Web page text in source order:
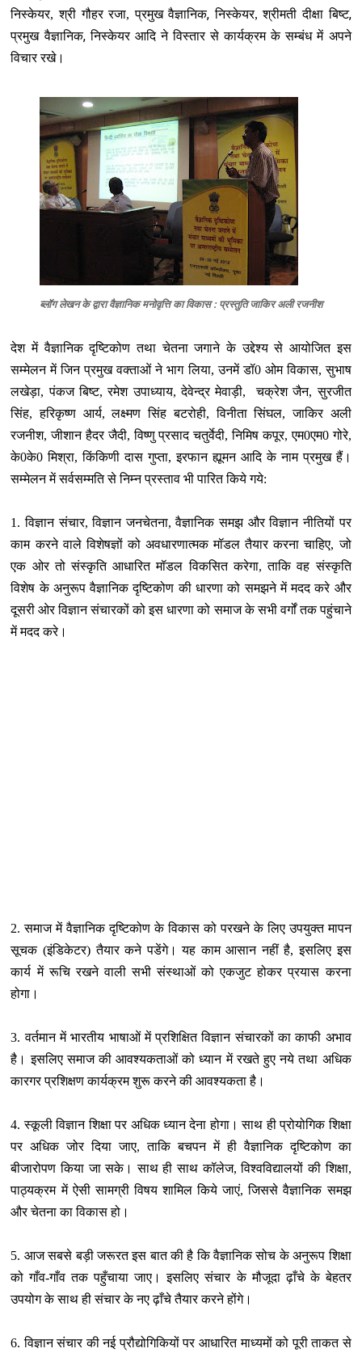
निस्केयर, श्री गौहर रजा, प्रमुख वैज्ञानिक,निस्केयर, श्रीमती दीक्षा बिष्ट,
प्रमुख वैज्ञानिक,निस्केयर आदि ने विस्‍तार से कार्यक्रम के सम्‍बंध में अपने
विचार रखे।
ब्‍लॉग लेखन के द्वारा वैज्ञानिक मनोवृत्ति का विकास : प्रस्‍तुति जाकिर अली रजनीश
देश में वैज्ञानिक दृष्टिकोण तथा चेतना जगाने के उद्देश्‍य से आयोजित इस
सम्‍मेलन में जिन प्रमुख वक्‍ताओं ने भाग लिया, उनमें डॉ0 ओम विकास, सुभाष
लखेड़ा, पंकज बिष्‍ट, रमेश उपाध्‍याय, देवेन्‍द्र मेवाड़ी, चक्रेश जैन, सुरजीत
सिंह, हरिकृष्‍ण आर्य, लक्ष्‍मण सिंह बटरोही, विनीता सिंघल, जाकिर अली
रजनीश, जीशान हैदर जैदी, विष्‍णु प्रसाद चतुर्वेदी, निमिष कपूर, एम0एम0 गोरे,
के0के0 मिश्रा, किंकिणी दास गुप्‍ता, इरफान ह्यूमन आदि के नाम प्रमुख हैं।
सम्‍मेलन में सर्वसम्‍मति से निम्‍न प्रस्‍ताव भी पारित किये गये:
1. विज्ञान संचार, विज्ञान जनचेतना, वैज्ञानिक समझ और विज्ञान नीतियों पर
काम करने वाले विशेषज्ञों को अवधारणात्‍मक मॉडल तैयार करना चाहिए, जो
एक ओर तो संस्‍कृति आधारित मॉडल विकसित करेगा, ताकि वह संस्‍कृति
विशेष के अनुरूप वैज्ञानिक दृष्टिकोण की धारणा को समझने में मदद करे और
दूसरी ओर विज्ञान संचारकों को इस धारणा को समाज के सभी वर्गों तक पहुंचाने
में मदद करे।
2. समाज में वैज्ञानिक दृष्टिकोण के विकास को परखने के लिए उपयुक्‍त मापन
सूचक (इंडिकेटर) तैयार कने पडेंगे। यह काम आसान नहीं है, इसलिए इस
कार्य में रूचि रखने वाली सभी संस्‍थाओं को एकजुट होकर प्रयास करना
होगा।
3. वर्तमान में भारतीय भाषाओं में प्रशिक्षित विज्ञान संचारकों का काफी अभाव
है। इसलिए समाज की आवश्‍यकताओं को ध्‍यान में रखते हुए नये तथा अधिक
कारगर प्रशिक्षण कार्यक्रम शुरू करने की आवश्‍यकता है।
4. स्‍कूली विज्ञान शिक्षा पर अधिक ध्‍यान देना होगा। साथ ही प्रोयोगिक शिक्षा
पर अधिक जोर दिया जाए, ताकि बचपन में ही वैज्ञानिक दृष्टिकोण का
बीजारोपण किया जा सके। साथ ही साथ कॉलेज, विश्‍वविद्यालयों की शिक्षा,
पाठ्यक्रम में ऐसी सामग्री विषय शामिल किये जाएं, जिससे वैज्ञानिक समझ
और चेतना का विकास हो।
5. आज सबसे बड़ी जरूरत इस बात की है कि वैज्ञानिक सोच के अनुरूप शिक्षा
को गाँव-गाँव तक पहुँचाया जाए। इसलिए संचार के मौजूदा ढ़ाँचे के बेहतर
उपयोग के साथ ही संचार के नए ढ़ाँचे तैयार करने होंगे।
6. विज्ञान संचार की नई प्रौद्योगिकियों पर आधारित माध्‍यमों को पूरी ताकत से